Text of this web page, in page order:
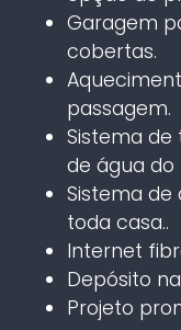
Garagem
cobertas.
passagem.
Sistema
de água
Sistema
toda casa..
Internet
Depósito
Projeto